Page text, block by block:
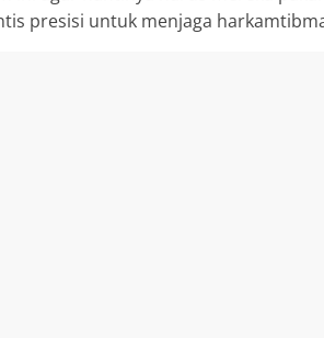
presisi untuk menjaga